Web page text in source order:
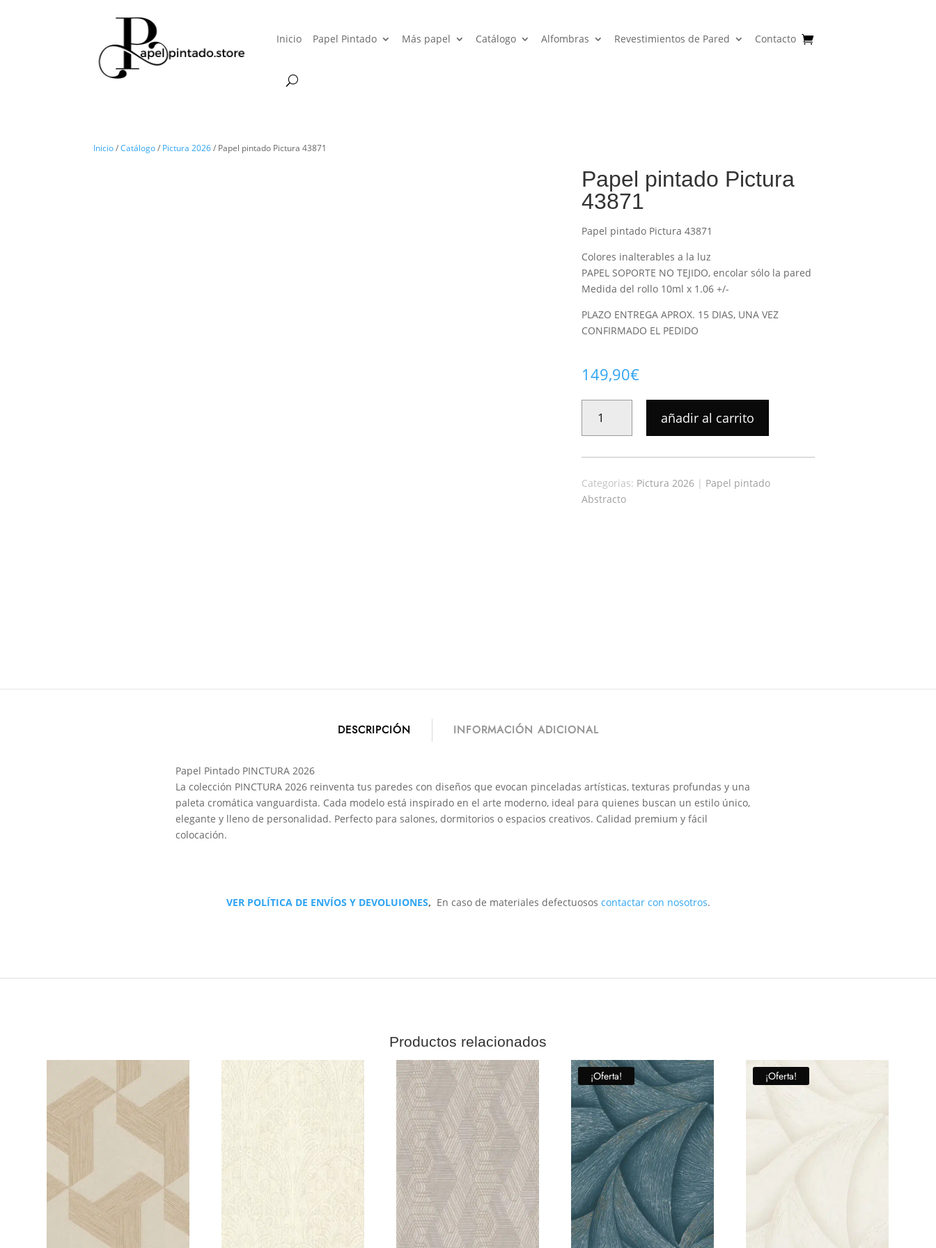
Inicio Papel Pintado Más papel Catálogo Alfombras Revestimientos de Pared Contacto
Inicio/Catálogo/ Pictura 2026/ Papel pintado Pictura 43871
Papel pintado Pictura
43871
Papel pintado Pictura 43871
Colores inalterables a la luz
PAPEL SOPORTE NO TEJIDO, encolar sólo la pared
Medida del rollo 10ml x 1.06 +/-
PLAZO ENTREGA APROX. 15 DIAS, UNA VEZ
CONFIRMADO EL PEDIDO
149,90€
PINTADO
PICTURA
43871
añadir al carrito
Categorias: Pictura 2026| Papel pintado
Abstracto
DESCRIPCIÓN INFORMACIÓN ADICIONAL
Papel Pintado PINCTURA 2026
La colección PINCTURA 2026 reinventa tus paredes con diseños que evocan pinceladas artísticas, texturas profundas y una
paleta cromática vanguardista. Cada modelo está inspirado en el arte moderno, ideal para quienes buscan un estilo único,
elegante y lleno de personalidad. Perfecto para salones, dormitorios o espacios creativos. Calidad premium y fácil
colocación.
VER POLÍTICA DE ENVÍOS Y DEVOLUIONES, En caso de materiales defectuosos contactar con nosotros.
Productos relacionados
¡Oferta! ¡Oferta!